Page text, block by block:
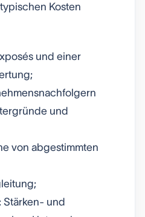
Kosten
und einer
und
von abgestimmten
Stärken- und